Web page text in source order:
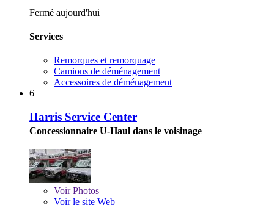
Fermé aujourd'hui
Services
Remorques et remorquage
Camions de déménagement
Accessoires de déménagement
6
Harris Service Center
Concessionnaire U-Haul dans le voisinage
VoirPhotos
Voir le site Web